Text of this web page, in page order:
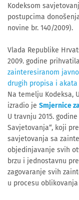
Kodeksom
postupcima
novine br. 140/2009).
Vlada Republike
2009. godine
zainteresiranom
drugih propisa i akata
Na temelju Kodeksa,
izradio je Smjernice
U travnju 2015.
Savjetovanja“, koji
savjetovanja sa
objedinjavanje svih
brzu i jednostavnu
zagovaranje svih
u procesu